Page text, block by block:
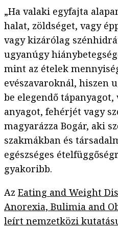
„Ha valaki egyfajta
halat, zöldséget, vagy
vagy kizárólag
ugyanúgy
mint az ételek
evészavaroknál, hiszen
be elegendő
anyagot, fehérjét vagy
magyarázza Bogár, aki
szakmákban és
egészséges
gyakoribb.
Az Eating and Weight
Anorexia, Bulimia and
leírt nemzetközi